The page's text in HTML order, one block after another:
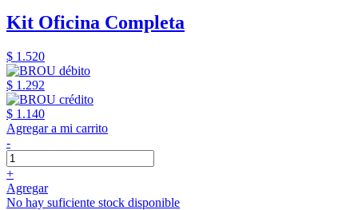
Kit Oficina Completa
$ 1.520
$ 1.292
$ 1.140
Agregar a mi carrito
-
+
Agregar
No hay suficiente stock disponible